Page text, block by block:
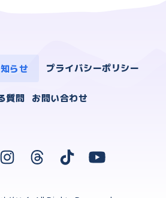
らせ プライバシーポリシー
質問 お問い合わせ